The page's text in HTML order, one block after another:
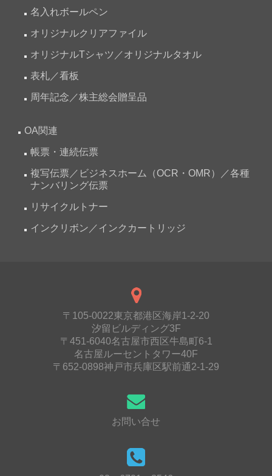
名入れボールペン
オリジナルクリアファイル
オリジナルTシャツ／オリジナルタオル
表札／看板
周年記念／株主総会贈呈品
OA関連
帳票・連続伝票
複写伝票／ビジネスホーム（OCR・OMR）／各種
ナンバリング伝票
リサイクルトナー
インクリボン／インクカートリッジ
〒105-0022東京都港区海岸1-2-20
汐留ビルディング3F
〒451-6040名古屋市西区牛島町6-1
名古屋ルーセントタワー40F
〒652-0898神戸市兵庫区駅前通2-1-29
お問い合せ